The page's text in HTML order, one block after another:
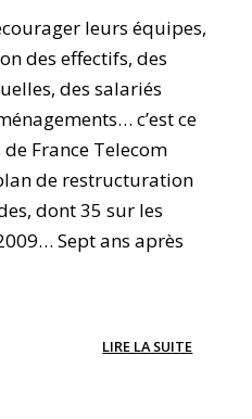
leurs équipes,
des effectifs, des
des salariés
c’est ce
France Telecom
de restructuration
dont 35 sur les
Sept ans après
LIRE LA SUITE